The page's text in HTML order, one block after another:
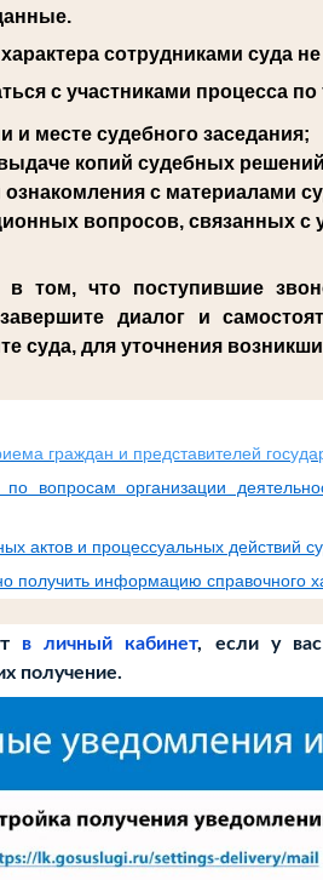
сотрудниками суда
с участниками процесса
и месте судебного заседания;
копий судебных
с материалами
вопросов, связанных с
том, что поступившие
диалог и
суда, для уточнения
граждан и представителей
вопросам организации
актов и процессуальных действий
информацию справочного
в личный кабинет, если у вас
получение.